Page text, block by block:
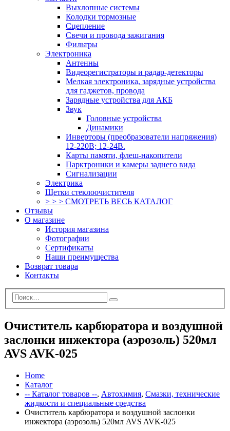
Выхлопные системы
Колодки тормозные
Сцепление
Свечи и провода зажигания
Фильтры
Электроника
Антенны
Видеорегистраторы и радар-детекторы
Мелкая электроника, зарядные устройства
для гаджетов, провода
Зарядные устройства для АКБ
Звук
Головные устройства
Динамики
Инверторы (преобразователи напряжения)
12-220В; 12-24В.
Карты памяти, флеш-накопители
Парктроники и камеры заднего вида
Сигнализации
Электрика
Щетки стеклоочистителя
> > > СМОТРЕТЬ ВЕСЬ КАТАЛОГ
Отзывы
О магазине
История магазина
Фотографии
Сертификаты
Наши преимущества
Возврат товара
Контакты
Очиститель карбюратора и воздушной
заслонки инжектора (аэрозоль) 520мл
AVS AVK-025
Home
Каталог
-- Каталог товаров --, Автохимия, Смазки, технические
жидкости и специальные средства
Очиститель карбюратора и воздушной заслонки
инжектора (аэрозоль) 520мл AVS AVK-025